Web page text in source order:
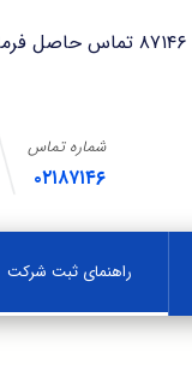
شماره تماس
۰۲۱۸۷۱۴۶
راهنمای ثبت شرکت